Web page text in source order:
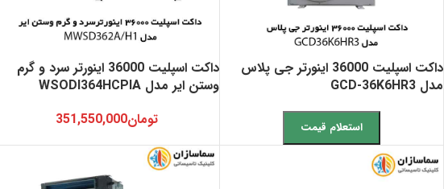
داکت اسپلیت 36000 اینورتر جی پلاس
مدل GCD-36K6HR3
استعلام قیمت
داکت اسپلیت 36000 اینورتر سرد و گرم
وستن ایر مدل WSODI364HCPIA
تومان351,550,000